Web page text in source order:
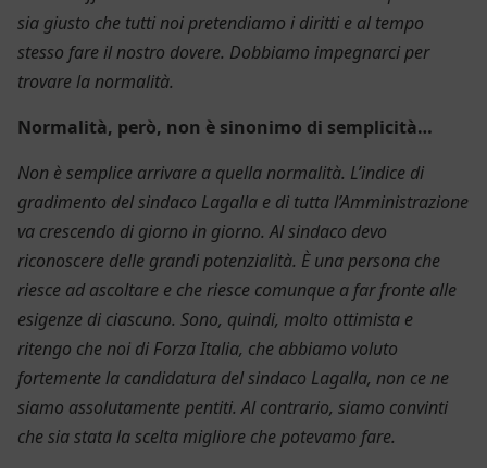
sia giusto che tutti noi pretendiamo i diritti e al tempo
stesso fare il nostro dovere. Dobbiamo impegnarci per
trovare la normalità.
Normalità, però, non è sinonimo di semplicità…
Non è semplice arrivare a quella normalità. L’indice di
gradimento del sindaco Lagalla e di tutta l’Amministrazione
va crescendo di giorno in giorno. Al sindaco devo
riconoscere delle grandi potenzialità. È una persona che
riesce ad ascoltare e che riesce comunque a far fronte alle
esigenze di ciascuno. Sono, quindi, molto ottimista e
ritengo che noi di Forza Italia, che abbiamo voluto
fortemente la candidatura del sindaco Lagalla, non ce ne
siamo assolutamente pentiti. Al contrario, siamo convinti
che sia stata la scelta migliore che potevamo fare.